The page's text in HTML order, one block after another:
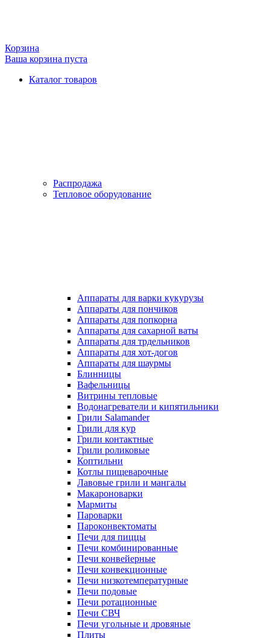
Корзина
Ваша корзина пуста
Каталог товаров
Распродажа
Тепловое оборудование
Аппараты для варки кукурузы
Аппараты для пончиков
Аппараты для попкорна
Аппараты для сахарной ваты
Аппараты для трдельников
Аппараты для хот-догов
Аппараты для шаурмы
Блинницы
Вафельницы
Витрины тепловые
Водонагреватели и кипятильники
Грили Salamander
Грили для кур
Грили контактные
Грили роликовые
Коптильни
Котлы пищеварочные
Лавовые грили и мангалы
Макароноварки
Мармиты
Пароварки
Пароконвектоматы
Печи для пиццы
Печи комбинированные
Печи конвейерные
Печи конвекционные
Печи низкотемпературные
Печи подовые
Печи ротационные
Печи СВЧ
Печи угольные и дровяные
Плиты